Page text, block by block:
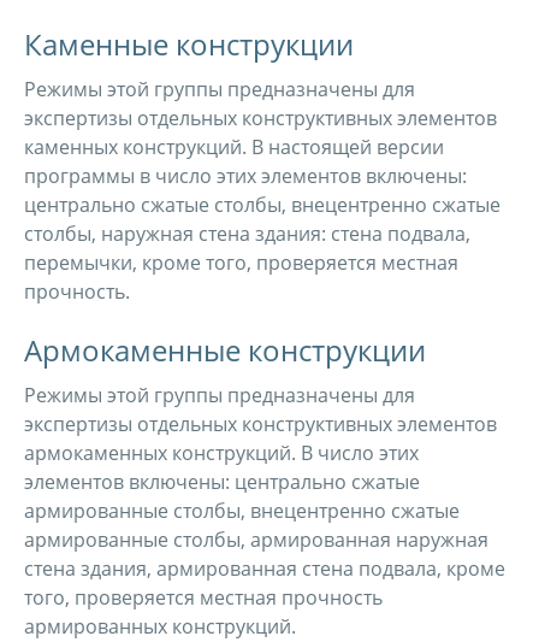
Каменные конструкции
Режимы этой группы предназначены для
экспертизы отдельных конструктивных элементов
каменных конструкций. В настоящей версии
программы в число этих элементов включены:
центрально сжатые столбы, внецентренно сжатые
столбы, наружная стена здания: стена подвала,
перемычки, кроме того, проверяется местная
прочность.
Армокаменные конструкции
Режимы этой группы предназначены для
экспертизы отдельных конструктивных элементов
армокаменных конструкций. В число этих
элементов включены: центрально сжатые
армированные столбы, внецентренно сжатые
армированные столбы, армированная наружная
стена здания, армированная стена подвала, кроме
того, проверяется местная прочность
армированных конструкций.